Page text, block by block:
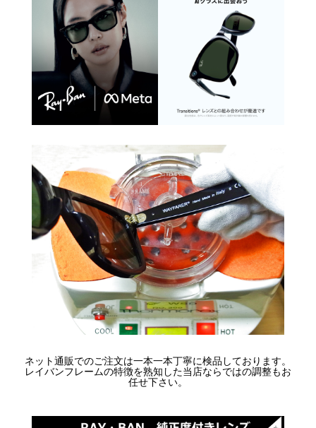
ネット通販でのご注文は一本一本丁寧に検品しております。
レイバンフレームの特徴を熟知した当店ならではの調整もお
任せ下さい。